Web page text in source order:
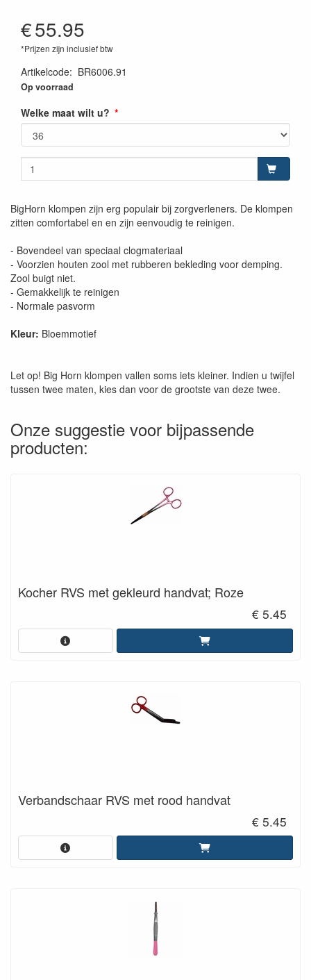
€55.95
*Prijzen zijn inclusief btw
Artikelcode: BR6006.91
Op voorraad
Welke maat wilt u?
BigHorn klompen zijn erg populair bij zorgverleners. De klompen
zitten comfortabel en en zijn eenvoudig te reinigen.
- Bovendeel van speciaal clogmateriaal
- Voorzien houten zool met rubberen bekleding voor demping.
Zool buigt niet.
- Gemakkelijk te reinigen
- Normale pasvorm
Kleur: Bloemmotief
Let op! Big Horn klompen vallen soms iets kleiner. Indien u twijfel
tussen twee maten, kies dan voor de grootste van deze twee.
Onze suggestie voor bijpassende
producten:
Kocher RVS met gekleurd handvat; Roze
€ 5.45
Verbandschaar RVS met rood handvat
€ 5.45